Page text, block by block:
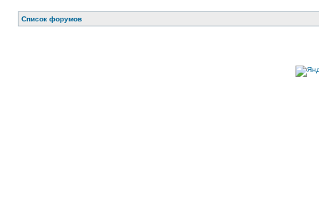
Список форумов